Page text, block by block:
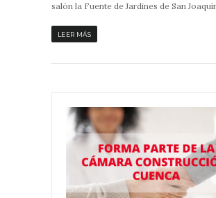
salón la Fuente de Jardines de San
LEER MÁS